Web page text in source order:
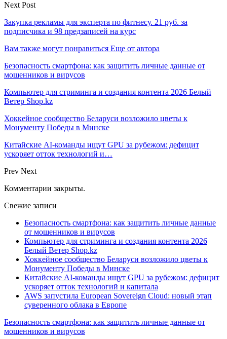
Next Post
Закупка рекламы для эксперта по фитнесу. 21 руб. за
подписчика и 98 предзаписей на курс
Вам также могут понравиться Еще от автора
Безопасность смартфона: как защитить личные данные от
мошенников и вирусов
Компьютер для стриминга и создания контента 2026 Белый
Ветер Shop.kz
Хоккейное сообщество Беларуси возложило цветы к
Монументу Победы в Минске
Китайские AI-команды ищут GPU за рубежом: дефицит
ускоряет отток технологий и…
Prev Next
Комментарии закрыты.
Свежие записи
Безопасность смартфона: как защитить личные данные
от мошенников и вирусов
Компьютер для стриминга и создания контента 2026
Белый Ветер Shop.kz
Хоккейное сообщество Беларуси возложило цветы к
Монументу Победы в Минске
Китайские AI-команды ищут GPU за рубежом: дефицит
ускоряет отток технологий и капитала
AWS запустила European Sovereign Cloud: новый этап
суверенного облака в Европе
Безопасность смартфона: как защитить личные данные от
мошенников и вирусов